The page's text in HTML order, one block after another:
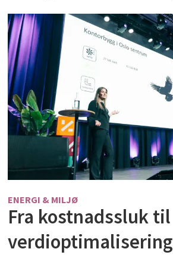
ENERGI & MILJØ
Fra kostnadssluk til
verdioptimalisering